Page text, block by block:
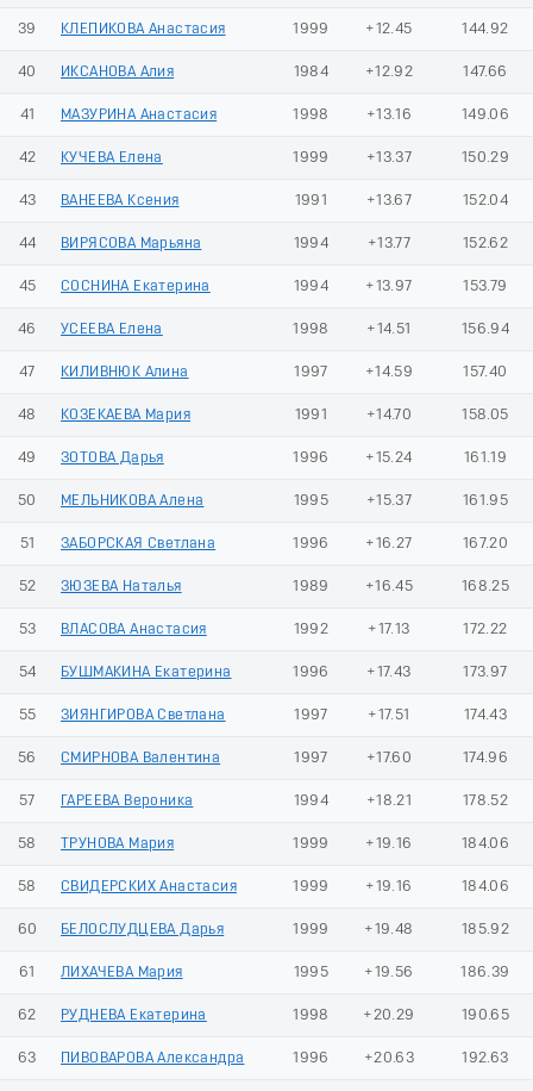
39 КЛЕПИКОВА Анастасия 1999 +12.45 144.92
40 ИКСАНОВА Алия 1984 +12.92 147.66
41 МАЗУРИНА Анастасия 1998 +13.16 149.06
42 КУЧЕВА Елена 1999 +13.37 150.29
43 ВАНЕЕВА Ксения 1991 +13.67 152.04
44 ВИРЯСОВА Марьяна 1994 +13.77 152.62
45 СОСНИНА Екатерина 1994 +13.97 153.79
46 УСЕЕВА Елена 1998 +14.51 156.94
47 КИЛИВНЮК Алина 1997 +14.59 157.40
48 КОЗЕКАЕВА Мария 1991 +14.70 158.05
49 ЗОТОВА Дарья 1996 +15.24 161.19
50 МЕЛЬНИКОВА Алена 1995 +15.37 161.95
51 ЗАБОРСКАЯ Светлана 1996 +16.27 167.20
52 ЗЮЗЕВА Наталья 1989 +16.45 168.25
53 ВЛАСОВА Анастасия 1992 +17.13 172.22
54 БУШМАКИНА Екатерина 1996 +17.43 173.97
55 ЗИЯНГИРОВА Светлана 1997 +17.51 174.43
56 СМИРНОВА Валентина 1997 +17.60 174.96
57 ГАРЕЕВА Вероника 1994 +18.21 178.52
58 ТРУНОВА Мария 1999 +19.16 184.06
58 СВИДЕРСКИХ Анастасия 1999 +19.16 184.06
60 БЕЛОСЛУДЦЕВА Дарья 1999 +19.48 185.92
61 ЛИХАЧЕВА Мария 1995 +19.56 186.39
62 РУДНЕВА Екатерина 1998 +20.29 190.65
63 ПИВОВАРОВА Александра 1996 +20.63 192.63